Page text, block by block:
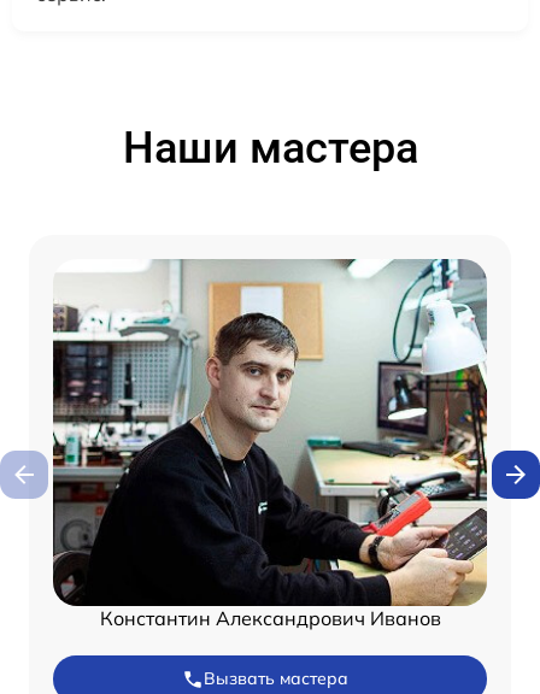
Наши мастера
Константин Александрович Иванов
Вызвать мастера